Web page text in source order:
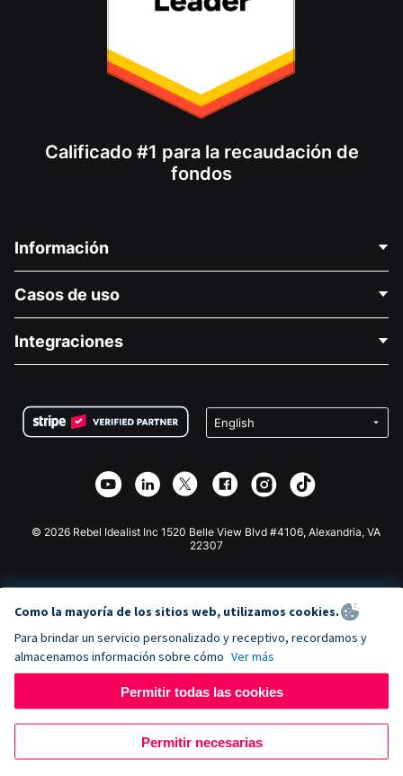
Calificado #1 para la recaudación de
fondos
Información
Acerca de nosotros
Carreras
Privacidad
Asociación de afiliados
Casos de uso
Recaudación de fondos para fines médicos
Recaudación de fondos para escuelas
Integraciones
Plugin de donaciones de Wix
Aplicación de donaciones de Webflow
Donaciones de Joomla
© 2026 Rebel Idealist Inc 1520 Belle View Blvd #4106, Alexandria, VA
22307
Como la mayoría de los sitios web, utilizamos cookies.
Para brindar un servicio personalizado y receptivo, recordamos y
almacenamos información sobre cómo Ver más
Permitir todas las cookies
Permitir necesarias